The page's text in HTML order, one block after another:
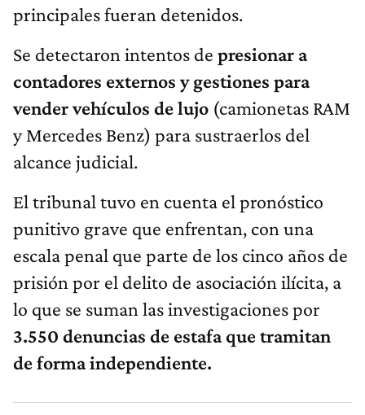
principales fueran detenidos.
Se detectaron intentos de presionar a
contadores externos y gestiones para
vender vehículos de lujo (camionetas RAM
y Mercedes Benz) para sustraerlos del
alcance judicial.
El tribunal tuvo en cuenta el pronóstico
punitivo grave que enfrentan, con una
escala penal que parte de los cinco años de
prisión por el delito de asociación ilícita, a
lo que se suman las investigaciones por
3.550 denuncias de estafa que tramitan
de forma independiente.